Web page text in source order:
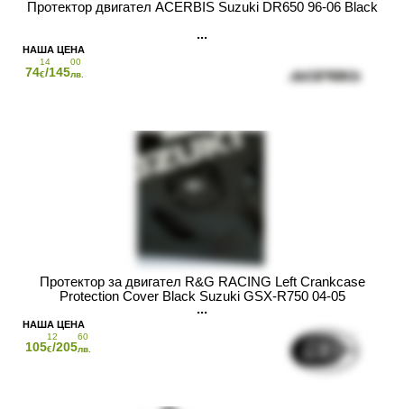
Протектор двигател ACERBIS Suzuki DR650 96-06 Black
74
14
€/145
00
лв.
Протектор за двигател R&G RACING Left Crankcase
Protection Cover Black Suzuki GSX-R750 04-05
105
12
€/205
60
лв.